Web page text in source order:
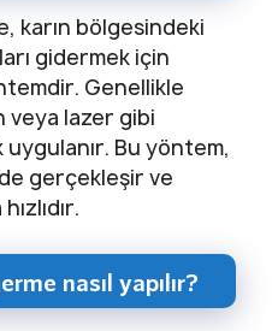
karın bölgesindeki
gidermek için
Genellikle
lazer gibi
Bu yöntem,
gerçekleşir ve
nasıl yapılır?